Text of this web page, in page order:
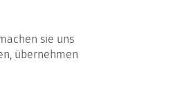
sie uns
übernehmen